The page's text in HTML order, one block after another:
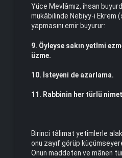
Yüce Mevlâmız, ihsan
mukâbilinde Nebiyy-i Ekrem
yapmasını emir buyurur:
9. Öyleyse sakın yetîmi
üzme.
10. İsteyeni de azarlama.
11. Rabbinin her türlü
Birinci tâlimat yetimlerle
onu zayıf görüp
Onun maddeten ve mânen